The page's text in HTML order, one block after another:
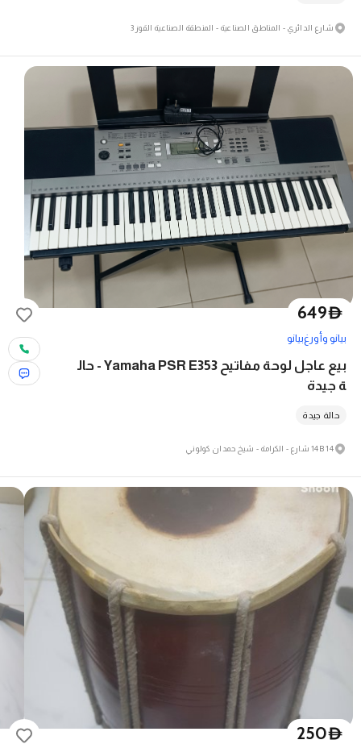
شارع الدائري - المناطق الصناعية - المنطقة الصناعية القوز 3
D
649
بيانو وأورغبيانو
بيع عاجل لوحة مفاتيح Yamaha PSR E353 - حال
ة جيدة
حالة جيدة
14 14B شارع - الكرامة - شيخ حمدان كولوني
D
250